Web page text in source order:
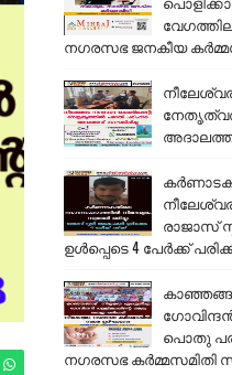
നഗരസഭ ജനകീയ
അദാലത്ത്
രാജാസ്
ഉൾപ്പെടെ 4 പേർക്ക്
പൊതു
നഗരസഭ കർമ്മസമിതി